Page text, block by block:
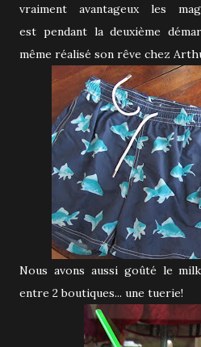
vraiment avantageux les
est pendant la deuxième
même réalisé son rêve chez
Nous avons aussi goûté le
entre 2 boutiques... une tuerie!